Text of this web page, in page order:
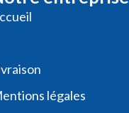
ntions légales